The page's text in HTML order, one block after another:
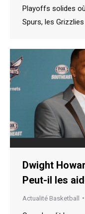
Playoffs solides
Spurs, les
Dwight
Peut-il les
Actualité Basketball